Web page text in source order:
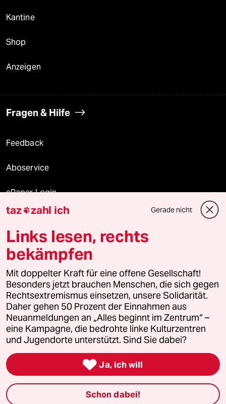
Kantine
Shop
Anzeigen
Fragen & Hilfe
Feedback
Aboservice
ePaper Login
Downloads für Abonnierende
© 2026 taz Verlags und Vertriebs GmbH
Alle Rechte vorbehalten. Bei rechtlichen Fragen oder für Genehmigungen
wenden Sie sich bitte an
lizenzen@taz.de
Feedback Redaktionsstatut Kommune-Richtlinien
Leitlinie Informant Datenschutz Impressum AGB
Seitenwende Einwilligungen widerrufen (Ads)
taz zahl ich Gerade nicht
Links lesen, rechts
bekämpfen
Mit doppelter Kraft für eine offene Gesellschaft!
Besonders jetzt brauchen Menschen, die sich gegen
Rechtsextremismus einsetzen, unsere Solidarität.
Daher gehen 50 Prozent der Einnahmen aus
Neuanmeldungen an „Alles beginnt im Zentrum“ –
eine Kampagne, die bedrohte linke Kulturzentren
und Jugendorte unterstützt. Sind Sie dabei?
 Ja, ich will
Schon dabei!